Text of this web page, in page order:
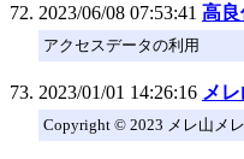
2023/06/08 07:53:41 高
アクセスデータの利用
2023/01/01 14:26:16 メ
Copyright © 2023 メレ山メ